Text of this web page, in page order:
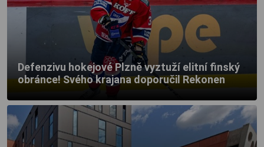
Defenzivu hokejové Plzně vyztuží elitní finský
obránce! Svého krajana doporučil Rekonen